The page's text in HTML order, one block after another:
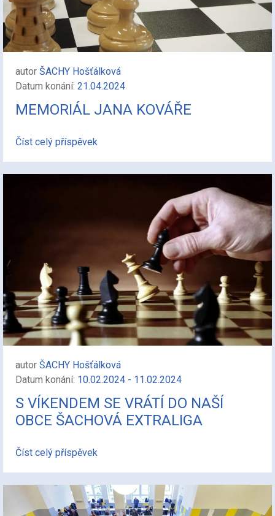
autor ŠACHY Hošťálková
Datum konání: 21.04.2024
MEMORIÁL JANA KOVÁŘE
Číst celý příspěvek
autor ŠACHY Hošťálková
Datum konání: 10.02.2024 - 11.02.2024
S VÍKENDEM SE VRÁTÍ DO NAŠÍ
OBCE ŠACHOVÁ EXTRALIGA
Číst celý příspěvek